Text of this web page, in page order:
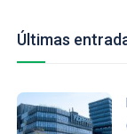
Últimas